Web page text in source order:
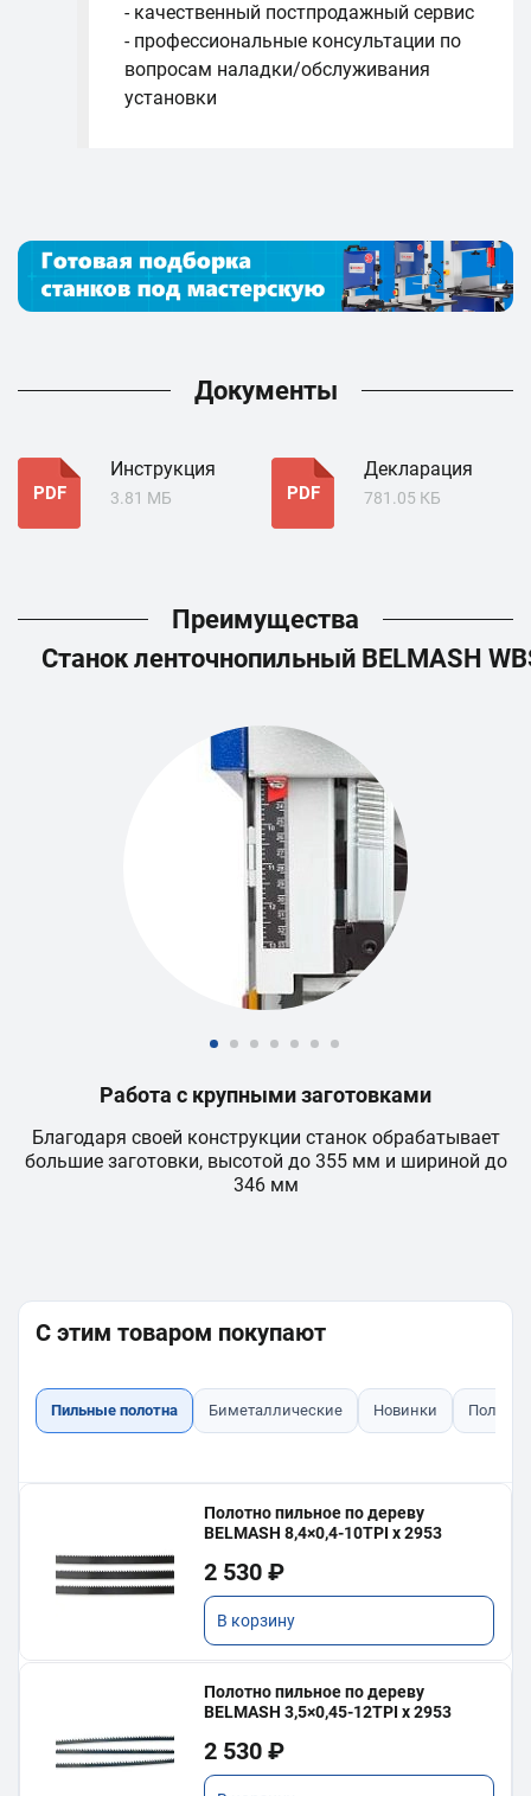
- качественный постпродажный сервис
- профессиональные консультации по
вопросам наладки/обслуживания
установки
Документы
PDF
Инструкция
3.81 МБ PDF
Декларация
781.05 КБ
Преимущества
Станок ленточнопильный BELMASH
Работа с крупными заготовками
Благодаря своей конструкции станок обрабатывает
большие заготовки, высотой до 355 мм и шириной до
346 мм
С этим товаром покупают
Пильные полотна Биметаллические Новинки
Полотно пильное по дереву
BELMASH 8,4×0,4-10TPI x 2953
2 530 ₽
В корзину
Полотно пильное по дереву
BELMASH 3,5×0,45-12TPI x 2953
2 530 ₽